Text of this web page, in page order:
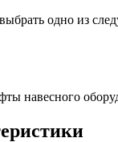
одно из
навесного